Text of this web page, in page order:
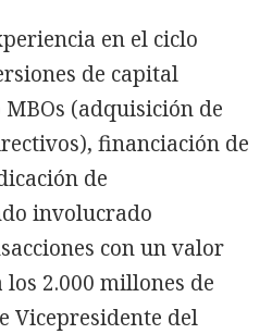
en el ciclo
de capital
(adquisición de
financiación de
de
involucrado
con un valor
2.000 millones de
Vicepresidente del